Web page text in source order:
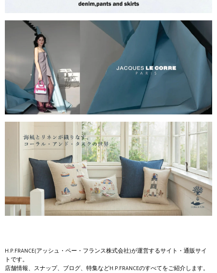
H.P.FRANCE(アッシュ・ペー・フランス株式会社)が運営するサイト・通販サイ
トです。
店舗情報、スナップ、ブログ、特集などH.P.FRANCEのすべてをご紹介します。